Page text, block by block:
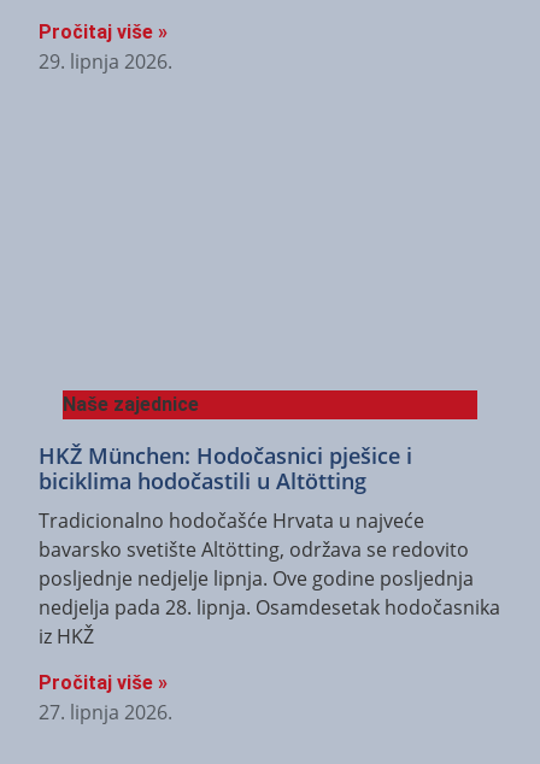
Pročitaj više »
29. lipnja 2026.
Naše zajednice
HKŽ München: Hodočasnici pješice i
biciklima hodočastili u Altötting
Tradicionalno hodočašće Hrvata u najveće
bavarsko svetište Altötting, održava se redovito
posljednje nedjelje lipnja. Ove godine posljednja
nedjelja pada 28. lipnja. Osamdesetak hodočasnika
iz HKŽ
Pročitaj više »
27. lipnja 2026.